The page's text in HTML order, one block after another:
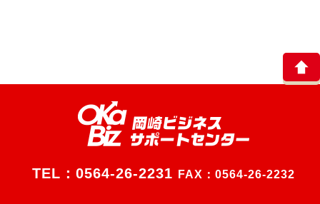
TEL： 0564-26-2231 FAX：0564-26-2232